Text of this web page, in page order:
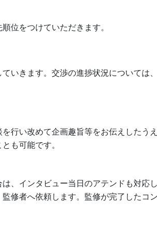
位をつけていただきます。
いきます。交渉の進捗状況については
行い改めて企画趣旨等をお伝えしたう
も可能です。
、インタビュー当日のアテンドも対応
修者へ依頼します。監修が完了したコ